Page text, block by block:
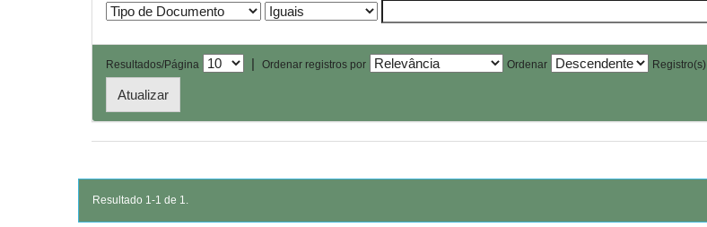
Resultados/Página | Ordenar registros por Ordenar Registro(s)
Resultado 1-1 de 1.